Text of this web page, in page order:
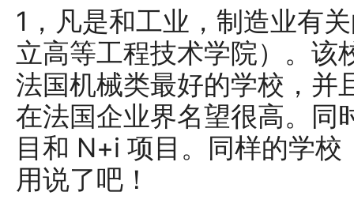
1，凡是和工业，制造业有
立高等工程技术学院）。该
法国机械类最好的学校，并
在法国企业界名望很高。同
目和 N+i 项目。同样的学
用说了吧！